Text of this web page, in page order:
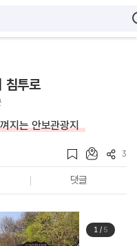
침투로
지는 안보관광지
3
댓글
1/ 5